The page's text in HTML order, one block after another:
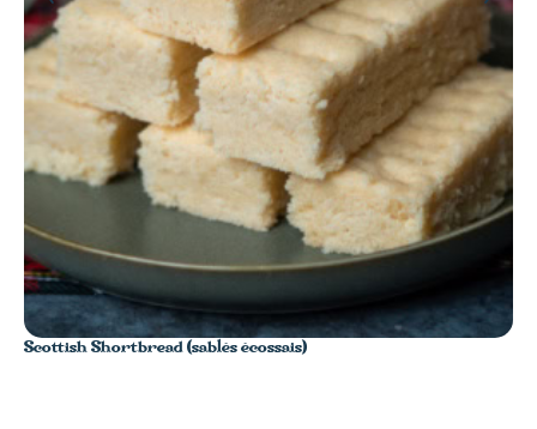
Scottish Shortbread (sablés écossais)